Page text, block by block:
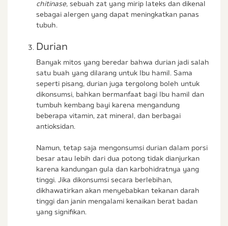
chitinase, sebuah zat yang mirip lateks dan dikenal
sebagai alergen yang dapat meningkatkan panas
tubuh.
Durian
Banyak mitos yang beredar bahwa durian jadi salah
satu buah yang dilarang untuk Ibu hamil. Sama
seperti pisang, durian juga tergolong boleh untuk
dikonsumsi, bahkan bermanfaat bagi Ibu hamil dan
tumbuh kembang bayi karena mengandung
beberapa vitamin, zat mineral, dan berbagai
antioksidan.
Namun, tetap saja mengonsumsi durian dalam porsi
besar atau lebih dari dua potong tidak dianjurkan
karena kandungan gula dan karbohidratnya yang
tinggi. Jika dikonsumsi secara berlebihan,
dikhawatirkan akan menyebabkan tekanan darah
tinggi dan janin mengalami kenaikan berat badan
yang signifikan.